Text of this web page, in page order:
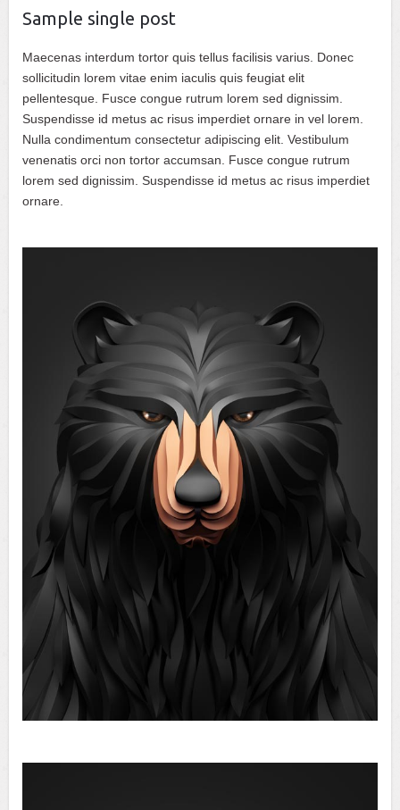
Sample single post
Maecenas interdum tortor quis tellus facilisis varius. Donec
sollicitudin lorem vitae enim iaculis quis feugiat elit
pellentesque. Fusce congue rutrum lorem sed dignissim.
Suspendisse id metus ac risus imperdiet ornare in vel lorem.
Nulla condimentum consectetur adipiscing elit. Vestibulum
venenatis orci non tortor accumsan. Fusce congue rutrum
lorem sed dignissim. Suspendisse id metus ac risus imperdiet
ornare.